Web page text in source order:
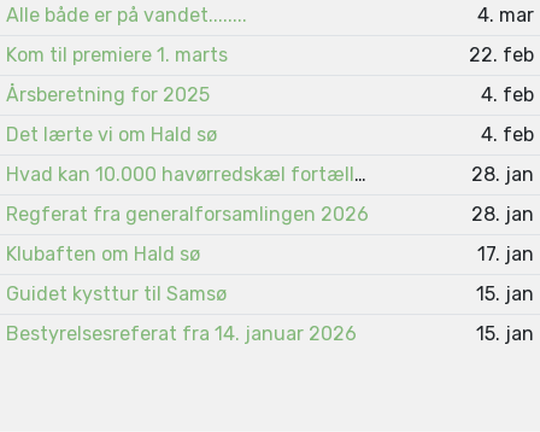
Alle både er på vandet........
4. mar
Kom til premiere 1. marts
22. feb
Årsberetning for 2025
4. feb
Det lærte vi om Hald sø
4. feb
Hvad kan 10.000 havørredskæl fortælle ?
28. jan
Regferat fra generalforsamlingen 2026
28. jan
Klubaften om Hald sø
17. jan
Guidet kysttur til Samsø
15. jan
Bestyrelsesreferat fra 14. januar 2026
15. jan